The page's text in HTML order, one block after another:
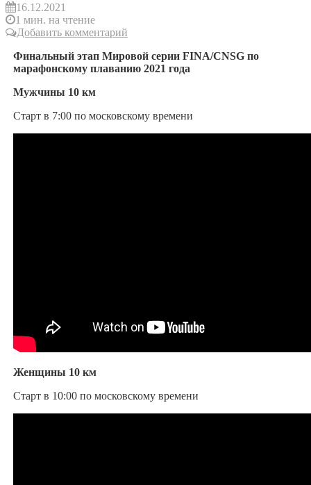
16.12.2021
1 мин. на чтение
Добавить комментарий
Финальный этап Мировой серии FINA/CNSG по
марафонскому плаванию 2021 года
Мужчины 10 км
Старт в 7:00 по московскому времени
Женщины 10 км
Старт в 10:00 по московскому времени